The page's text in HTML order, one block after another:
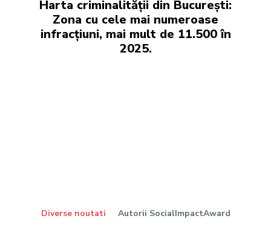
Harta criminalității din București:
Zona cu cele mai numeroase
infracțiuni, mai mult de 11.500 în
2025.
Diverse noutati Autorii SocialImpactAward